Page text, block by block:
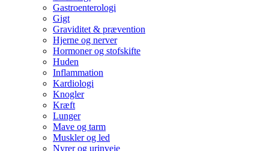
Gastroenterologi
Gigt
Graviditet & prævention
Hjerne og nerver
Hormoner og stofskifte
Huden
Inflammation
Kardiologi
Knogler
Kræft
Lunger
Mave og tarm
Muskler og led
Nyrer og urinveje